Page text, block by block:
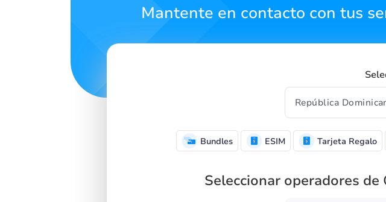
SIGN UP
Mantente en contacto con tus
Bundles ESIM Tarjeta Regalo
Seleccionar operadores